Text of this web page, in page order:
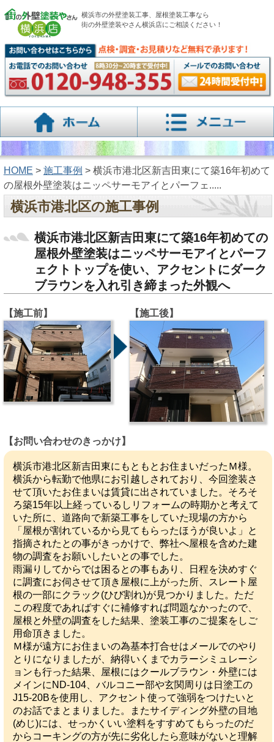
横浜市の外壁塗装工事、屋根塗装工事なら
街の外壁塗装やさん横浜店にご相談ください！
HOME > 施工事例 > 横浜市港北区新吉田東にて築16年初めて
の屋根外壁塗装はニッペサーモアイとパーフェ.....
横浜市港北区の施工事例
横浜市港北区新吉田東にて築16年初めての
屋根外壁塗装はニッペサーモアイとパーフ
ェクトトップを使い、アクセントにダーク
ブラウンを入れ引き締まった外観へ
【施工前】 【施工後】
【お問い合わせのきっかけ】
横浜市港北区新吉田東にもともとお住まいだったＭ様。
横浜から転勤で他県にお引越しされており、今回塗装さ
せて頂いたお住まいは賃貸に出されていました。そろそ
ろ築15年以上経っているしリフォームの時期かと考えて
いた所に、道路向で新築工事をしていた現場の方から
「屋根が割れているから見てもらったほうが良いよ」と
指摘されたとの事がきっかけで、弊社へ屋根を含めた建
物の調査をお願いしたいとの事でした。
雨漏りしてからでは困るとの事もあり、日程を決めすぐ
に調査にお伺させて頂き屋根に上がった所、スレート屋
根の一部にクラック(ひび割れ)が見つかりました。ただ
この程度であればすぐに補修すれば問題なかったので、
屋根と外壁の調査をした結果、塗装工事のご提案をしご
用命頂きました。
Ｍ様が遠方にお住まいの為基本打合せはメールでのやり
とりになりましたが、納得いくまでカラーシミュレーシ
ョンも行った結果、屋根にはクールブラウン・外壁には
メインにND-104、バルコニー部や玄関周りは日塗工の
J15-20Bを使用し、アクセント使って強弱をつけたいと
のお話でまとまりました。またサイディング外壁の目地
(めじ)には、せっかくいい塗料をすすめてもらったのだ
からコーキングの方が先に劣化したら意味がないと理解